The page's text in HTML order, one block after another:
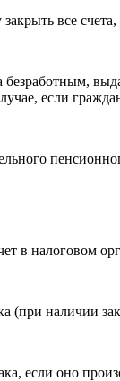
все
если
в налоговом
(при наличии
если оно